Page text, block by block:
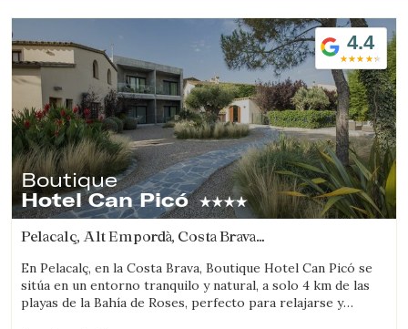
Verificar localizador 4.4
Boutique
Hotel Can Picó
Pelacalç, Alt Empordà, Costa Brava
En Pelacalç, en la Costa Brava, Boutique Hotel Can Picó se
sitúa en un entorno tranquilo y natural, a solo 4 km de las
playas de la Bahía de Roses, perfecto para relajarse y